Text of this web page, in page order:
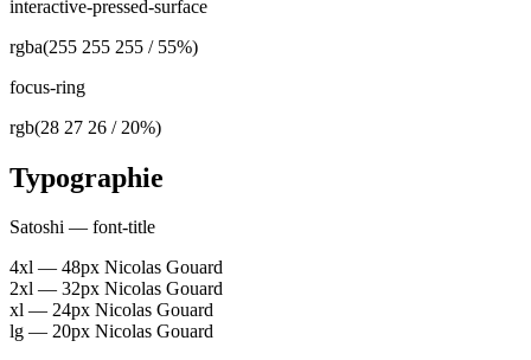
interactive-pressed-surface
rgba(255 255 255 / 55%)
focus-ring
rgb(28 27 26 / 20%)
Typographie
Satoshi — font-title
4xl — 48px Nicolas Gouard
2xl — 32px Nicolas Gouard
xl — 24px Nicolas Gouard
lg — 20px Nicolas Gouard